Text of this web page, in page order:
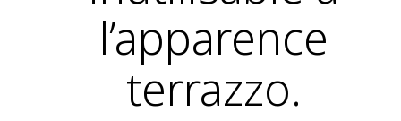
l’apparence
terrazzo.